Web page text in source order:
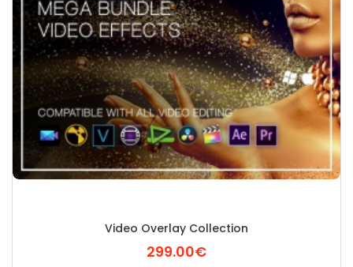
Video Overlay Collection
299.00€